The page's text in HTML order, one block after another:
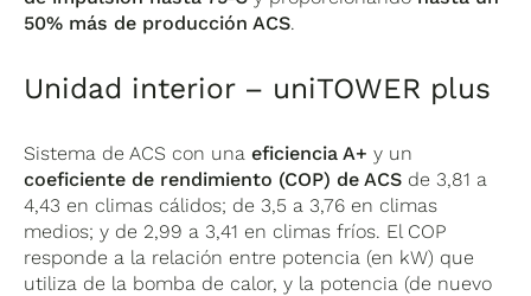
50% más de producción ACS.
Unidad interior – uniTOWER plus
Sistema de ACS con unaeficiencia A+ y un
coeficiente de rendimiento (COP) de ACS de 3,81 a
4,43 en climas cálidos; de 3,5 a 3,76 en climas
medios; y de 2,99 a 3,41 en climas fríos. El COP
responde a la relación entre potencia (en kW) que
utiliza de la bomba de calor, y la potencia (de nuevo